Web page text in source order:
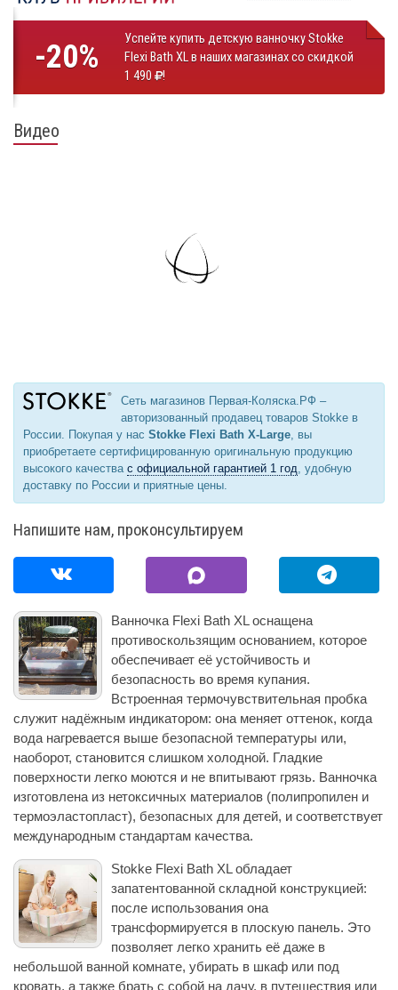
-20%
Успейте купить детскую ванночку Stokke
Flexi Bath XL в наших магазинах со скидкой
1 490
!
Видео
Сеть магазинов Первая-Коляска.РФ –
авторизованный продавец товаров Stokke в
России. Покупая у нас Stokke Flexi Bath X-Large , вы
приобретаете сертифицированную оригинальную продукцию
высокого качества с официальной гарантией 1 год , удобную
доставку по России и приятные цены.
Напишите нам, проконсультируем
Ванночка Flexi Bath XL оснащена
противоскользящим основанием, которое
обеспечивает её устойчивость и
безопасность во время купания.
Встроенная термочувствительная пробка
служит надёжным индикатором: она меняет оттенок, когда
вода нагревается выше безопасной температуры или,
наоборот, становится слишком холодной. Гладкие
поверхности легко моются и не впитывают грязь. Ванночка
изготовлена из нетоксичных материалов (полипропилен и
термоэластопласт), безопасных для детей, и соответствует
международным стандартам качества.
Stokke Flexi Bath XL обладает
запатентованной складной конструкцией:
после использования она
трансформируется в плоскую панель. Это
позволяет легко хранить её даже в
небольшой ванной комнате, убирать в шкаф или под
кровать, а также брать с собой на дачу, в путешествия или